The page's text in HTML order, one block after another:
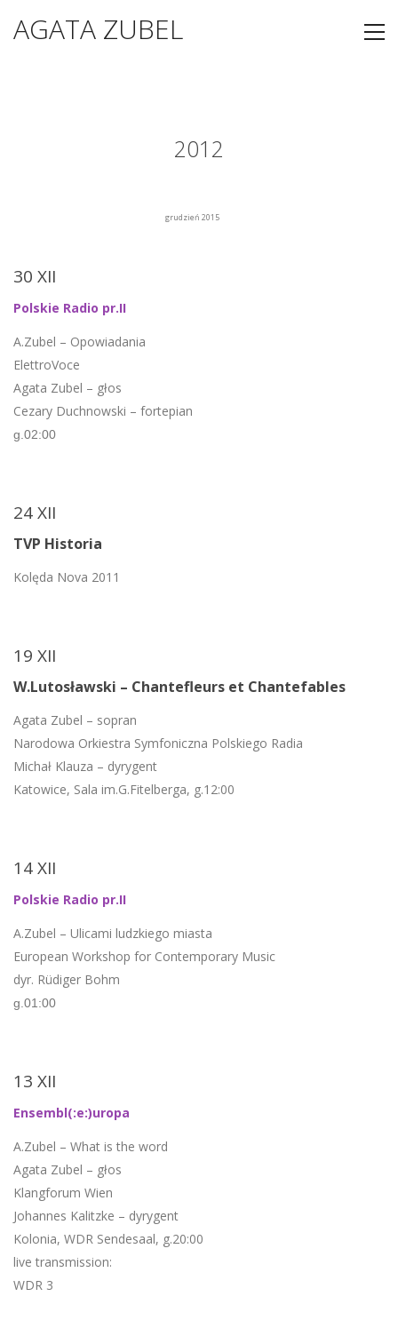
AGATA ZUBEL
2012
grudzień 2015
30 XII
Polskie Radio pr.II
A.Zubel – Opowiadania
ElettroVoce
Agata Zubel – głos
Cezary Duchnowski – fortepian
g.02:00
24 XII
TVP Historia
Kolęda Nova 2011
19 XII
W.Lutosławski – Chantefleurs et Chantefables
Agata Zubel – sopran
Narodowa Orkiestra Symfoniczna Polskiego Radia
Michał Klauza – dyrygent
Katowice, Sala im.G.Fitelberga, g.12:00
14 XII
Polskie Radio pr.II
A.Zubel – Ulicami ludzkiego miasta
European Workshop for Contemporary Music
dyr. Rüdiger Bohm
g.01:00
13 XII
Ensembl(:e:)uropa
A.Zubel – What is the word
Agata Zubel – głos
Klangforum Wien
Johannes Kalitzke – dyrygent
Kolonia, WDR Sendesaal, g.20:00
live transmission:
WDR 3